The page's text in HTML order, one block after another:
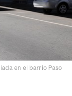
en el barrio Paso